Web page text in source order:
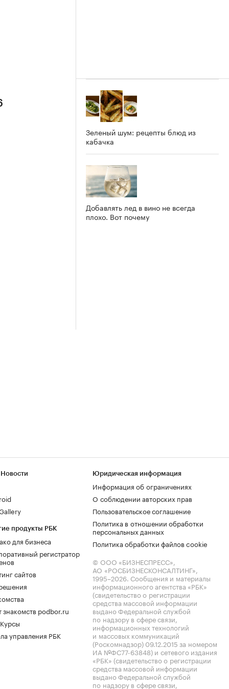
Зеленый шум: рецепты блюд из
кабачка
Добавлять лед в вино не всегда
плохо. Вот почему
продукты РБК
для бизнеса
регистратор
сайтов
знакомств podbor.ru
управления РБК
Юридическая информация
Информация об ограничениях
О соблюдении авторских прав
Пользовательское соглашение
Политика в отношении обработки
персональных данных
Политика обработки файлов cookie
© ООО «БИЗНЕСПРЕСС»,
АО «РОСБИЗНЕСКОНСАЛТИНГ»,
1995–2026. Сообщения и материалы
информационного агентства «РБК»
(свидетельство о регистрации
средства массовой информации
выдано Федеральной службой
по надзору в сфере связи,
информационных технологий
и массовых коммуникаций
(Роскомнадзор) 09.12.2015 за номером
ИА №ФС77-63848) и сетевого издания
«РБК» (свидетельство о регистрации
средства массовой информации
выдано Федеральной службой
по надзору в сфере связи,